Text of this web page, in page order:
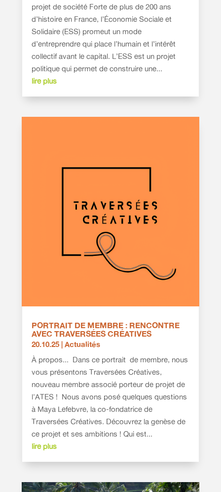
projet de société Forte de plus de 200 ans
d’histoire en France, l’Économie Sociale et
Solidaire (ESS) promeut un mode
d’entreprendre qui place l’humain et l’intérêt
collectif avant le capital. L’ESS est un projet
politique qui permet de construire une...
lire plus
PORTRAIT DE MEMBRE : RENCONTRE
AVEC TRAVERSÉES CRÉATIVES
20.10.25| Actualités
À propos... Dans ce portrait de membre, nous
vous présentons Traversées Créatives,
nouveau membre associé porteur de projet de
l'ATES ! Nous avons posé quelques questions
à Maya Lefebvre, la co-fondatrice de
Traversées Créatives. Découvrez la genèse de
ce projet et ses ambitions ! Qui est...
lire plus